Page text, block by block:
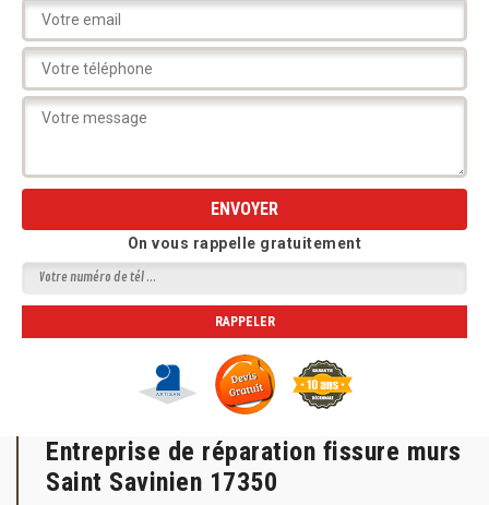
On vous rappelle gratuitement
Entreprise de réparation fissure murs
Saint Savinien 17350